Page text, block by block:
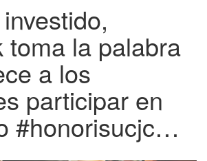
toma la palabra
a los
participar en
#honorisucjc…